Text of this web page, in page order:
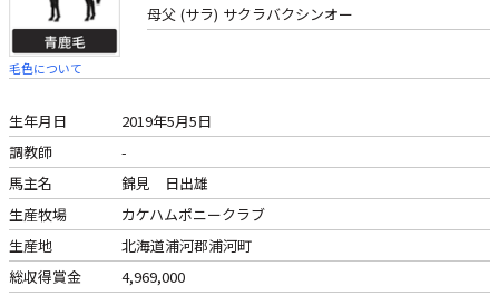
毛色について
母父 (サラ) サクラバクシンオー
生年月日
2019年5月5日
調教師
-
馬主名
錦見 日出雄
生産牧場
カケハムポニークラブ
生産地
北海道浦河郡浦河町
総収得賞金
4,969,000